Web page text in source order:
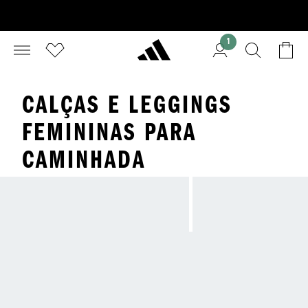
1
CALÇAS E LEGGINGS
FEMININAS PARA
CAMINHADA